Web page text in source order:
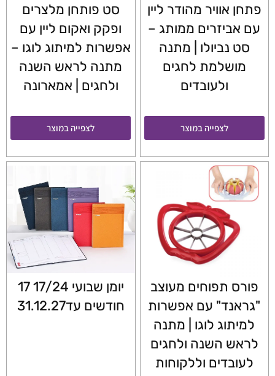
פתחן אוויר מהודר ליין
עם אביזרים ממותג –
סט נביולו | מתנה
מושלמת לחגים
ולעובדים
לצפייה במוצר
סט פותחן מלצרים
ופקק ואקום ליין עם
אפשרות למיתוג לוגו –
מתנה לראש השנה
ולחגים | אמארונה
לצפייה במוצר
פורס תפוחים מעוצב
"גראנד" עם אפשרות
למיתוג לוגו | מתנה
לראש השנה ולחגים
לעובדים וללקוחות
יומן שבועי 17/24 17
חודשים עד31.12.27